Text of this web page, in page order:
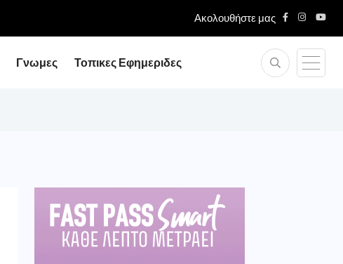
Ακολουθήστε μας
Γνωμες Τοπικες Εφημεριδες